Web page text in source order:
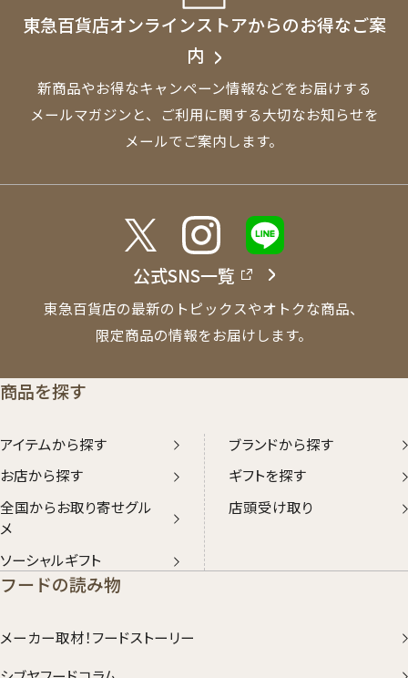
東急百貨店オンラインストアからのお得なご案
内
新商品やお得なキャンペーン情報などをお届けする
メールマガジンと、
ご利用に関する大切なお知らせを
メールでご案内します。
公式SNS一覧
東急百貨店の最新のトピックスやオトクな商品、
限定商品の情報をお届けします。
商品を探す
アイテムから探す
ブランドから探す
お店から探す
ギフトを探す
全国からお取り寄せグル
メ
店頭受け取り
ソーシャルギフト
フードの読み物
メーカー取材！フードストーリー